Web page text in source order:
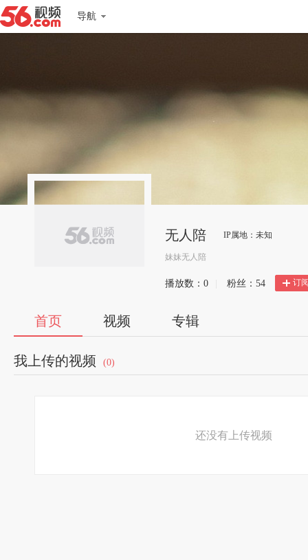
导航
无人陪 IP属地：未知
妹妹无人陪
播放数： 0 粉丝： 54 订
首页 视频 专辑
我上传的视频 (0)
还没有上传视频